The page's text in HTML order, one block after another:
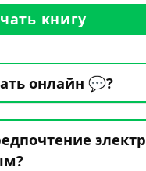
книгу
онлайн 💬?